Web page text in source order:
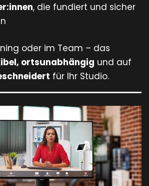
, die fundiert und sicher
oder im Team – das
ortsunabhängig und auf
für Ihr Studio.